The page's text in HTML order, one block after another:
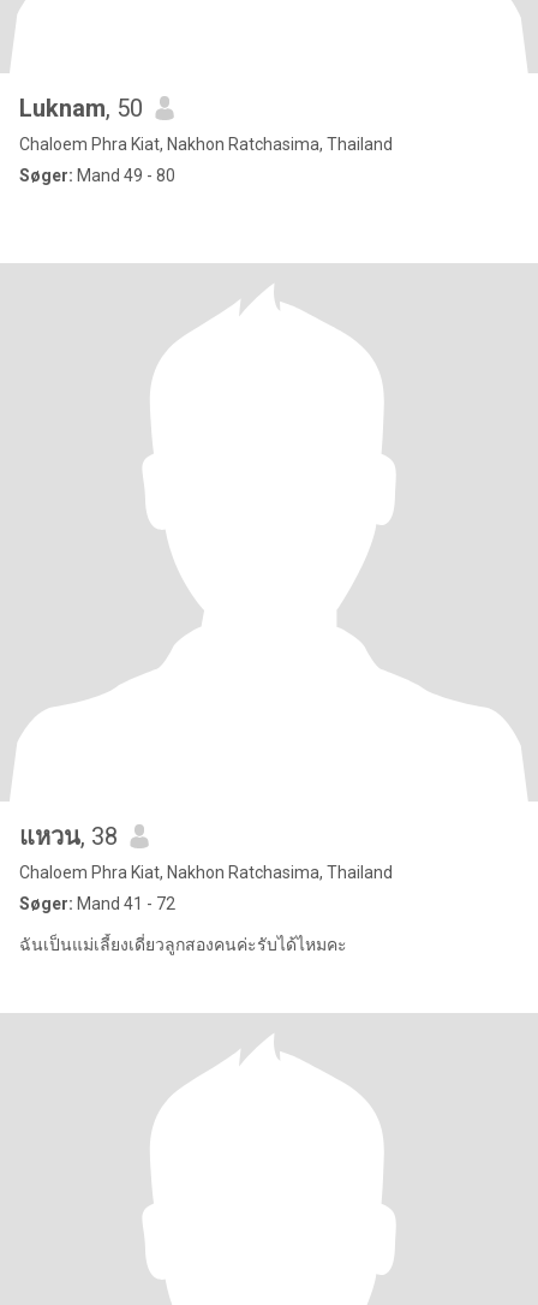
Luknam, 50
Chaloem Phra Kiat, Nakhon Ratchasima, Thailand
Søger: Mand 49 - 80
แหวน, 38
Chaloem Phra Kiat, Nakhon Ratchasima, Thailand
Søger: Mand 41 - 72
ฉันเป็นแม่เลี้ยงเดี่ยวลูกสองคนค่ะรับได้ไหมคะ